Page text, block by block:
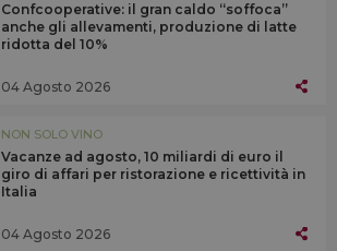
Confcooperative: il gran caldo “soffoca”
anche gli allevamenti, produzione di latte
ridotta del 10%
04 Agosto 2026
NON SOLO VINO
Vacanze ad agosto, 10 miliardi di euro il
giro di affari per ristorazione e ricettività in
Italia
04 Agosto 2026